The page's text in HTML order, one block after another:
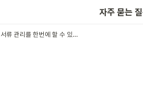
자주 묻는
첨부 기능으로 서류 관리를 한번에 할 수 있어요!
키노링크